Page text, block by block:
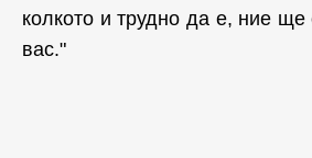
колкото и трудно да е, ние
вас."